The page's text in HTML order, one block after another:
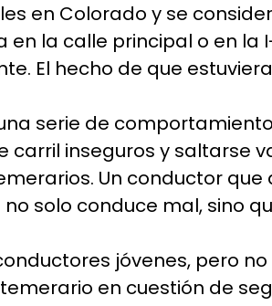
en Colorado y se
la calle principal o en la
El hecho de que
serie de
carril inseguros y saltarse
Un conductor
no solo conduce mal, sino
jóvenes, pero
en cuestión de